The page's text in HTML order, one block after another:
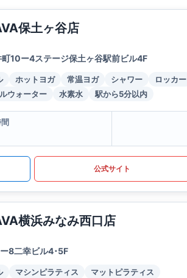
保土ヶ谷店
10ー4ステージ保土ヶ谷駅前ビル4F
ホットヨガ 常温ヨガ シャワー
ロッカー
ウォーター 水素水 駅から5分以内
公式サイト
横浜みなみ西口店
8二幸ビル4･5F
マシンピラティス
マットピラティス